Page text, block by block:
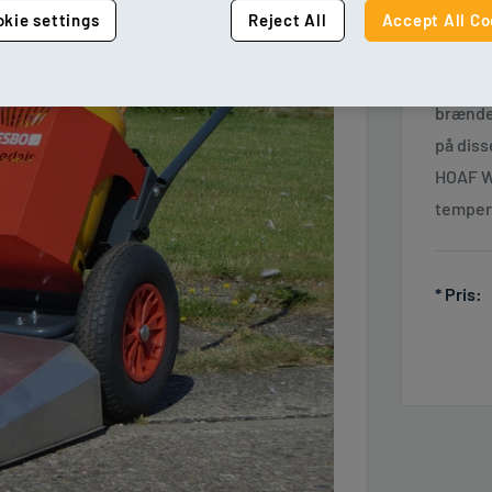
Ved
på
de
på
HOAF
* Pris:
Reject All Accept All
settings